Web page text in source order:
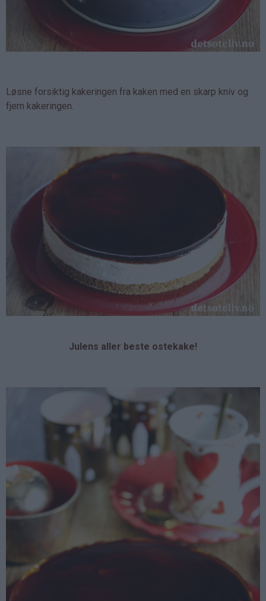
Løsne forsiktig kakeringen fra kaken med en skarp kniv og
fjern kakeringen.
Julens aller beste ostekake!